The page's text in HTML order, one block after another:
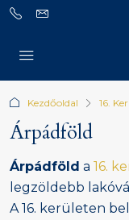
Kezdőoldal 16.
Árpádföld
Árpádföld a 16.
legzöldebb
A 16. kerületen